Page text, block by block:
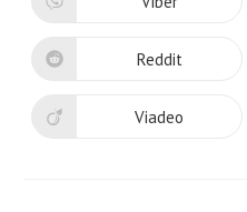
Reddit
Viadeo